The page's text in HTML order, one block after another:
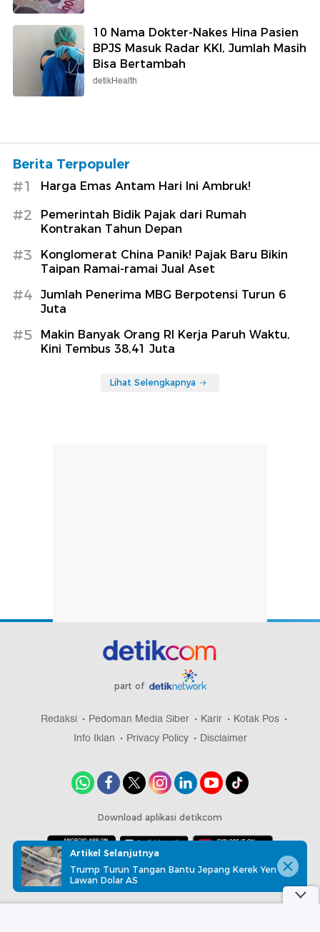
10 Nama Dokter-Nakes Hina Pasien
BPJS Masuk Radar KKI, Jumlah Masih
Bisa Bertambah
detikHealth
Berita Terpopuler
#1 Harga Emas Antam Hari Ini Ambruk!
#2
Pemerintah Bidik Pajak dari Rumah
Kontrakan Tahun Depan
#3
Konglomerat China Panik! Pajak Baru Bikin
Taipan Ramai-ramai Jual Aset
#4
Jumlah Penerima MBG Berpotensi Turun 6
Juta
#5
Makin Banyak Orang RI Kerja Paruh Waktu,
Kini Tembus 38,41 Juta
Lihat Selengkapnya
part of
Redaksi Pedoman Media Siber Karir
Kotak Pos
Info Iklan
Privacy Policy Disclaimer
Download aplikasi detikcom
Copyright @ 2026 detikcom, All right reserved
Artikel Selanjutnya
Trump Turun Tangan Bantu Jepang Kerek Yen
Lawan Dolar AS